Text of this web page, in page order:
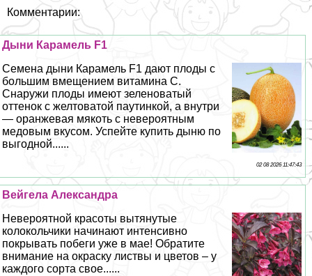
Комментарии:
Дыни Карамель F1
Семена дыни Карамель F1 дают плоды с
большим вмещением витамина С.
Снаружи плоды имеют зеленоватый
оттенок с желтоватой паутинкой, а внутри
— оранжевая мякоть с невероятным
медовым вкусом. Успейте купить дыню по
выгодной......
02 08 2026 11:47:43
Вейгела Александра
Невероятной красоты вытянутые
колокольчики начинают интенсивно
покрывать побеги уже в мае! Обратите
внимание на окраску листвы и цветов – у
каждого сорта свое......